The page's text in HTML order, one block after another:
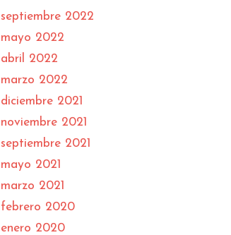
septiembre 2022
mayo 2022
abril 2022
marzo 2022
diciembre 2021
noviembre 2021
septiembre 2021
mayo 2021
marzo 2021
febrero 2020
enero 2020